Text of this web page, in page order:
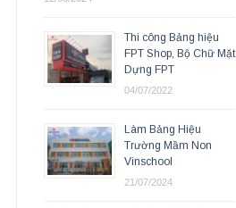
Thi công Bảng hiệu
FPT Shop, Bộ Chữ Mặt
Dựng FPT
04/07/2022
Làm Bảng Hiệu
Trường Mầm Non
Vinschool
21/07/2024